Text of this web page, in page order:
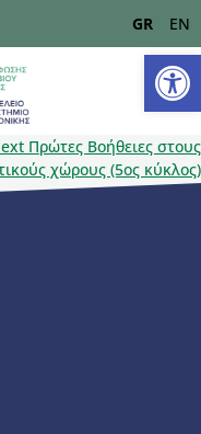
GR EN
Πρώτες Βοήθειες στους
χώρους (5ος κύκλος)